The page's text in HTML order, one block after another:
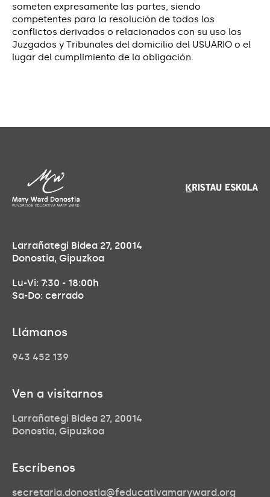
someten expresamente las partes, siendo
competentes para la resolución de todos los
conflictos derivados o relacionados con su uso los
Juzgados y Tribunales del domicilio del USUARIO o el
lugar del cumplimiento de la obligación.
Larrañategi Bidea 27, 20014
Donostia, Gipuzkoa
Lu-Vi: 7:30 - 18:00h
Sa-Do: cerrado
Llámanos
943 452 139
Ven a visitarnos
Larrañategi Bidea 27, 20014
Donostia, Gipuzkoa
Escríbenos
secretaria.donostia@feducativamaryward.org